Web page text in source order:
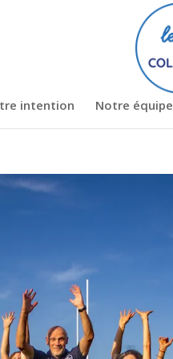
intention Notre équipe